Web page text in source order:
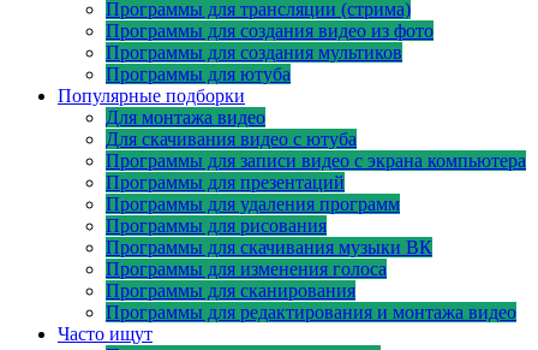
Программы для трансляции (стрима)
Программы для создания видео из фото
Программы для создания мультиков
Программы для ютуба
Популярные подборки
Для монтажа видео
Для скачивания видео с ютуба
Программы для записи видео с экрана компьютера
Программы для презентаций
Программы для удаления программ
Программы для рисования
Программы для скачивания музыки ВК
Программы для изменения голоса
Программы для сканирования
Программы для редактирования и монтажа видео
Часто ищут